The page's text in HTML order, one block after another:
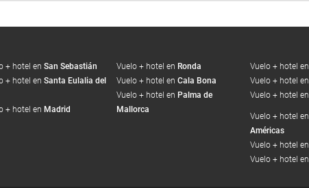
+ hotel en San Sebastián
+ hotel en Santa Eulalia del
+ hotel en Madrid
Vuelo + hotel en Ronda
Vuelo + hotel en Cala Bona
Vuelo + hotel en Palma de
Mallorca
Vuelo + hotel en
Vuelo + hotel en
Vuelo + hotel en
Vuelo + hotel en
Américas
Vuelo + hotel en
Vuelo + hotel en